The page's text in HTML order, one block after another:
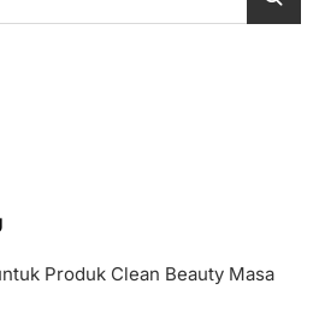
Produk Clean Beauty Masa